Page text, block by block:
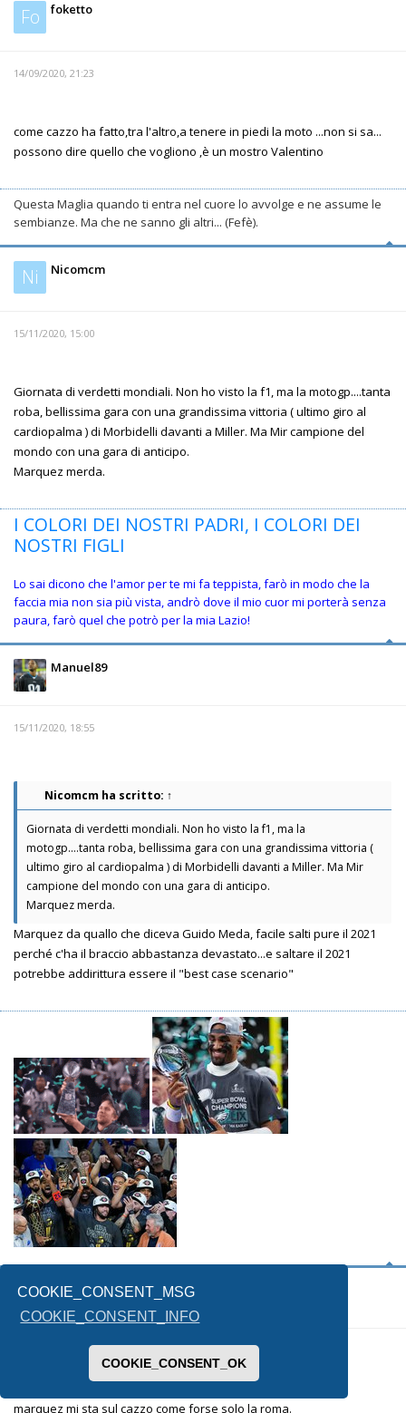
COOKIE_CONSENT_MSG
COOKIE_CONSENT_INFO
COOKIE_CONSENT_OK
Fo foketto
14/09/2020, 21:23
come cazzo ha fatto,tra l'altro,a tenere in piedi la moto ...non si sa...
possono dire quello che vogliono ,è un mostro Valentino
Questa Maglia quando ti entra nel cuore lo avvolge e ne assume le
sembianze. Ma che ne sanno gli altri... (Fefè).
Ni Nicomcm
15/11/2020, 15:00
Giornata di verdetti mondiali. Non ho visto la f1, ma la motogp....tanta
roba, bellissima gara con una grandissima vittoria ( ultimo giro al
cardiopalma ) di Morbidelli davanti a Miller. Ma Mir campione del
mondo con una gara di anticipo.
Marquez merda.
I COLORI DEI NOSTRI PADRI, I COLORI DEI
NOSTRI FIGLI
Lo sai dicono che l'amor per te mi fa teppista, farò in modo che la
faccia mia non sia più vista, andrò dove il mio cuor mi porterà senza
paura, farò quel che potrò per la mia Lazio!
Manuel89
15/11/2020, 18:55
Nicomcm ha scritto: ↑
Giornata di verdetti mondiali. Non ho visto la f1, ma la
motogp....tanta roba, bellissima gara con una grandissima vittoria (
ultimo giro al cardiopalma ) di Morbidelli davanti a Miller. Ma Mir
campione del mondo con una gara di anticipo.
Marquez merda.
Marquez da quallo che diceva Guido Meda, facile salti pure il 2021
perché c'ha il braccio abbastanza devastato...e saltare il 2021
potrebbe addirittura essere il "best case scenario"
mimmo
15/11/2020, 19:30
marquez mi sta sul cazzo come forse solo la roma.